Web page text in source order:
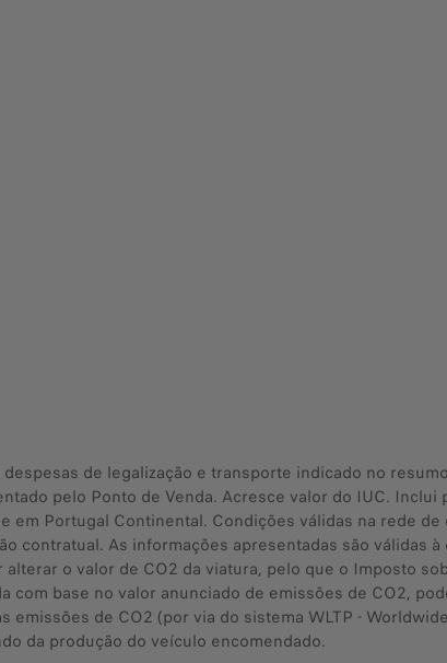
de legalização e transporte indicado no
pelo Ponto de Venda. Acresce valor do IUC.
em Portugal Continental. Condições válidas na rede
contratual. As informações apresentadas são válidas
o valor de CO2 da viatura, pelo que o Imposto
com base no valor anunciado de emissões de CO2,
de CO2 (por via do sistema WLTP -
da produção do veículo encomendado.